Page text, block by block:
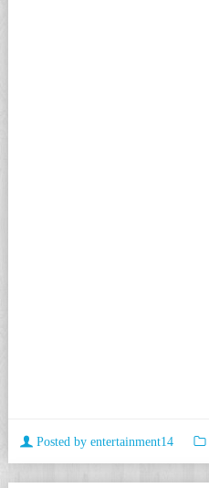
Posted by entertainment14